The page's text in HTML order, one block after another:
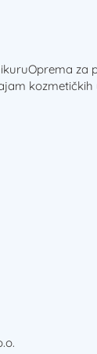
Oprema za
kozmetičkih